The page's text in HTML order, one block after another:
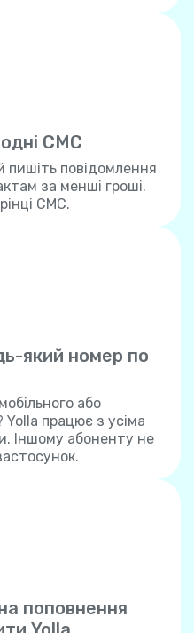
СМС
повідомлення
за менші гроші.
СМС.
який номер по
або
Yolla працює з усіма
Іншому абоненту не
поповнення